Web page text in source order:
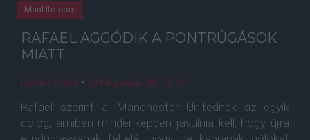
ManUtd.com
RAFAEL AGGÓDIK A PONTRÚGÁSOK
MIATT
Lakner Péter • 2014. január. 08. 13:52
Rafael szerint a Manchester Unitednek az egyik
dolog, amiben mindenképpen javulnia kell, hogy újra